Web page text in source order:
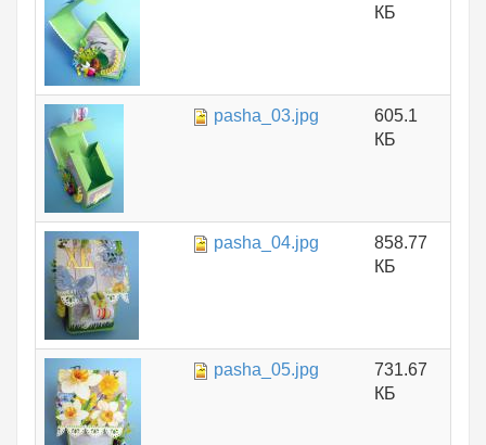
КБ
pasha_03.jpg
605.1
КБ
pasha_04.jpg
858.77
КБ
pasha_05.jpg
731.67
КБ